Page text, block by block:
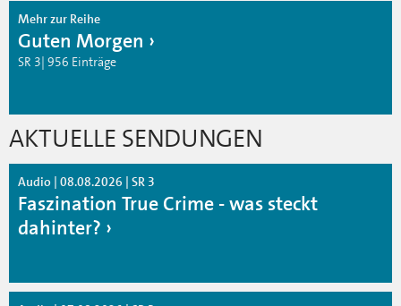
Mehr zur Reihe
Guten Morgen
SR 3| 956 Einträge
AKTUELLE SENDUNGEN
Audio | 08.08.2026 | SR 3
Faszination True Crime - was steckt
dahinter?